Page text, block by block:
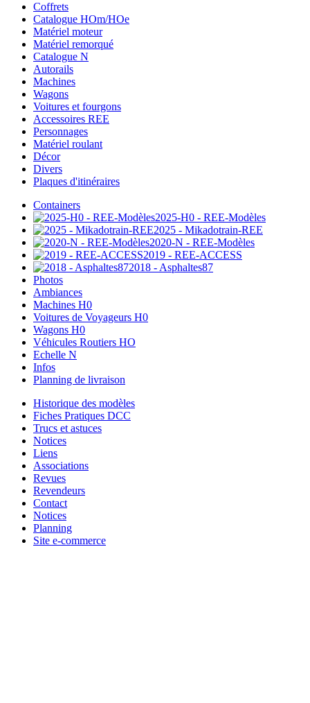
Coffrets
Catalogue HOm/HOe
Matériel moteur
Matériel remorqué
Catalogue N
Autorails
Machines
Wagons
Voitures et fourgons
Accessoires REE
Personnages
Matériel roulant
Décor
Divers
Plaques d'itinéraires
Containers
2025-H0 - REE-Modèles
2025 - Mikadotrain-REE
2020-N - REE-Modèles
2019 - REE-ACCESS
2018 - Asphaltes87
Photos
Ambiances
Machines H0
Voitures de Voyageurs H0
Wagons H0
Véhicules Routiers HO
Echelle N
Infos
Planning de livraison
Historique des modèles
Fiches Pratiques DCC
Trucs et astuces
Notices
Liens
Associations
Revues
Revendeurs
Contact
Notices
Planning
Site e-commerce